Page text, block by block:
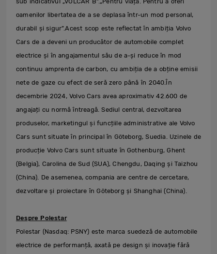
oamenilor libertatea de a se deplasa într-un mod personal,
durabil și sigur”.Acest scop este reflectat în ambiția Volvo
Cars de a deveni un producător de automobile complet
electrice și în angajamentul său de a-și reduce în mod
continuu amprenta de carbon, cu ambiția de a obține emisii
nete de gaze cu efect de seră zero până în 2040.În
decembrie 2024, Volvo Cars avea aproximativ 42.600 de
angajați cu normă întreagă. Sediul central, dezvoltarea
produselor, marketingul și funcțiile administrative ale Volvo
Cars sunt situate în principal în Göteborg, Suedia. Uzinele de
producție Volvo Cars sunt situate în Gothenburg, Ghent
(Belgia), Carolina de Sud (SUA), Chengdu, Daqing și Taizhou
(China). De asemenea, compania are centre de cercetare,
dezvoltare și proiectare în Göteborg și Shanghai (China).
Despre Polestar
Polestar (Nasdaq: PSNY) este marca suedeză de automobile
electrice de performanță, axată pe design și inovație fără